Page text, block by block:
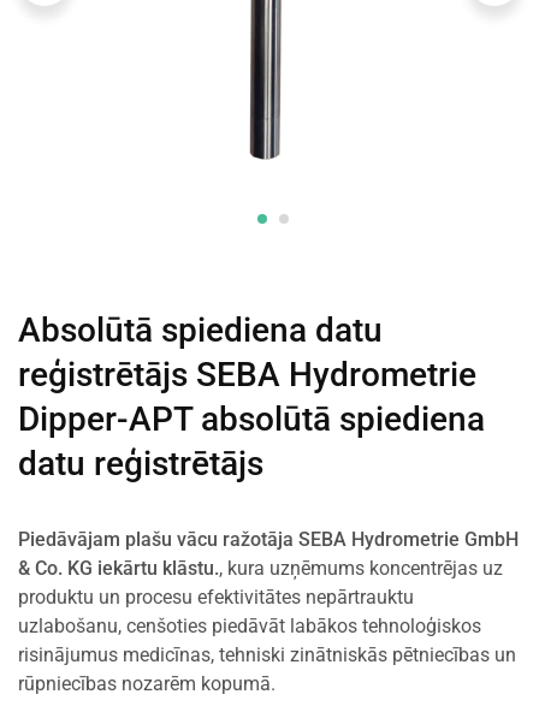
Absolūtā spiediena datu
reģistrētājs SEBA Hydrometrie
Dipper-APT absolūtā spiediena
datu reģistrētājs
Piedāvājam plašu vācu ražotāja SEBA Hydrometrie GmbH
& Co. KG iekārtu klāstu., kura uzņēmums koncentrējas uz
produktu un procesu efektivitātes nepārtrauktu
uzlabošanu, cenšoties piedāvāt labākos tehnoloģiskos
risinājumus medicīnas, tehniski zinātniskās pētniecības un
rūpniecības nozarēm kopumā.